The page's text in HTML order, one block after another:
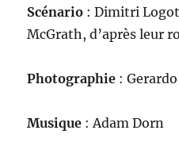
Scénario : Dimitri
McGrath, d’après leur
Photographie :
Musique : Adam Dorn